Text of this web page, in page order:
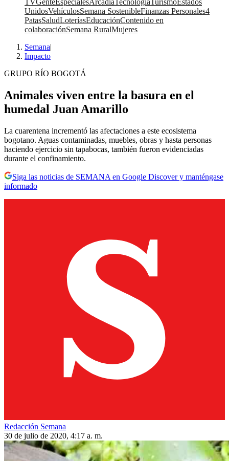
UnidosVehículosSemana SostenibleFinanzas Personales4
PatasSaludLoteríasEducaciónContenido en
colaboraciónSemana RuralMujeres
Semana|
Impacto
GRUPO RÍO BOGOTÁ
Animales viven entre la basura en el
humedal Juan Amarillo
La cuarentena incrementó las afectaciones a este ecosistema
bogotano. Aguas contaminadas, muebles, obras y hasta personas
haciendo ejercicio sin tapabocas, también fueron evidenciadas
durante el confinamiento.
Siga las noticias de SEMANA en Google Discover y manténgase
informado
Redacción Semana
30 de julio de 2020, 4:17 a. m.